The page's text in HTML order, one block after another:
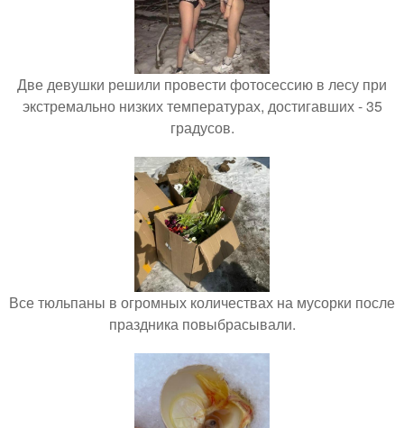
Две девушки решили провести фотосессию в лесу при
экстремально низких температурах, достигавших - 35
градусов.
Все тюльпаны в огромных количествах на мусорки после
праздника повыбрасывали.